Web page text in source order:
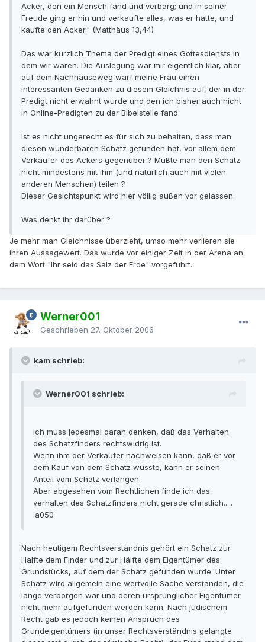
Acker, den ein Mensch fand und verbarg; und in seiner
Freude ging er hin und verkaufte alles, was er hatte, und
kaufte den Acker." (Matthäus 13,44)
Das war kürzlich Thema der Predigt eines Gottesdiensts in
dem wir waren. Die Auslegung war mir eigentlich klar, aber
auf dem Nachhauseweg warf meine Frau einen
interessanten Gedanken zu diesem Gleichnis auf, der in der
Predigt nicht erwähnt wurde und den ich bisher auch nicht
in Online-Predigten zu der Bibelstelle fand:
Ist es nicht ungerecht es für sich zu behalten, dass man
diesen wunderbaren Schatz gefunden hat, vor allem dem
Verkäufer des Ackers gegenüber ? Müßte man den Schatz
nicht mindestens mit ihm (und natürlich auch mit vielen
anderen Menschen) teilen ?
Dieser Gesichtspunkt wird hier völlig außen vor gelassen.
Was denkt ihr darüber ?
Je mehr man Gleichnisse überzieht, umso mehr verlieren sie
ihren Aussagewert. Das wurde vor einiger Zeit in der Arena an
dem Wort "Ihr seid das Salz der Erde" vorgeführt.
Werner001
Geschrieben 27. Oktober 2006
kam schrieb:
Werner001 schrieb:
Ich muss jedesmal daran denken, daß das Verhalten
des Schatzfinders rechtswidrig ist.
Wenn ihm der Verkäufer nachweisen kann, daß er vor
dem Kauf von dem Schatz wusste, kann er seinen
Anteil vom Schatz verlangen.
Aber abgesehen vom Rechtlichen finde ich das
verhalten des Schatzfinders nicht gerade christlich.....
:a050
Nach heutigem Rechtsverständnis gehört ein Schatz zur
Hälfte dem Finder und zur Hälfte dem Eigentümer des
Grundstücks, auf dem der Schatz gefunden wurde. Unter
Schatz wird allgemein eine wertvolle Sache verstanden, die
lange verborgen war und deren ursprünglicher Eigentümer
nicht mehr aufgefunden werden kann. Nach jüdischem
Recht gab es jedoch keinen Anspruch des
Grundeigentümers (in unser Rechtsverständnis gelangte